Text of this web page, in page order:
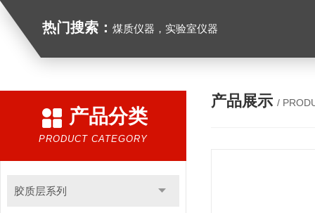
热门搜索： 煤质仪器，实验室仪器
产品分类
PRODUCT CATEGORY
胶质层系列
产品展示 /